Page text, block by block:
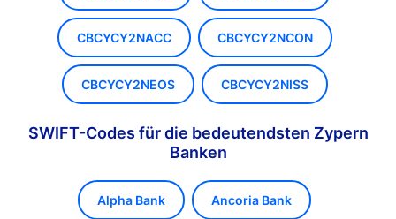
CBCYCY2NACC CBCYCY2NCON
CBCYCY2NEOS CBCYCY2NISS
SWIFT-Codes für die bedeutendsten Zypern
Banken
Alpha Bank Ancoria Bank